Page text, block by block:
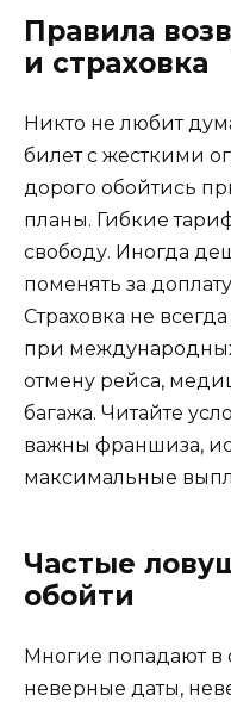
Правила
и страховка
Никто не любит
билет с жесткими
дорого обойтись
планы. Гибкие
свободу. Иногда
поменять за
Страховка не
при
отмену рейса,
багажа. Читайте
важны франшиза,
максимальные
Частые
обойти
Многие попадают
неверные даты,